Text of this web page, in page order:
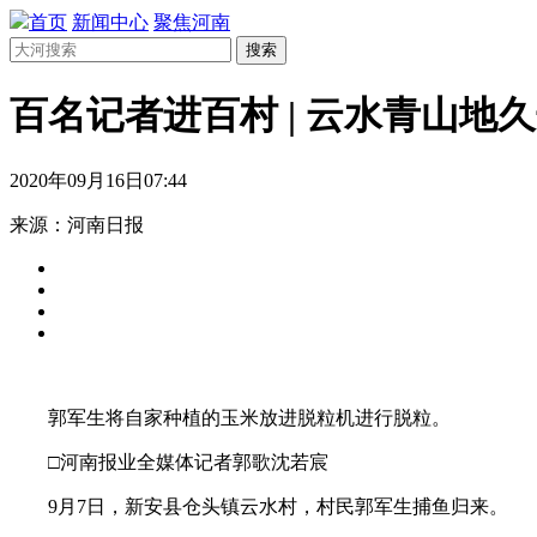
首页 新闻中心 聚焦河南
搜索
百名记者进百村 | 云水青山地
2020年09月16日07:44
来源：河南日报
郭军生将自家种植的玉米放进脱粒机进行脱粒。
□河南报业全媒体记者郭歌沈若宸
9月7日，新安县仓头镇云水村，村民郭军生捕鱼归来。